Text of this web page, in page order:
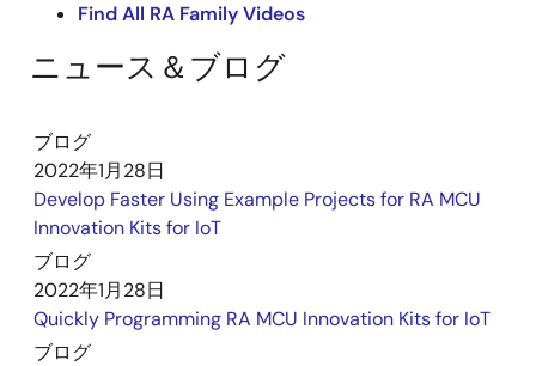
Find All RA Family Videos
ニュース＆ブログ
ブログ
2022年1月28日
Develop Faster Using Example Projects for RA MCU
Innovation Kits for IoT
ブログ
2022年1月28日
Quickly Programming RA MCU Innovation Kits for IoT
ブログ